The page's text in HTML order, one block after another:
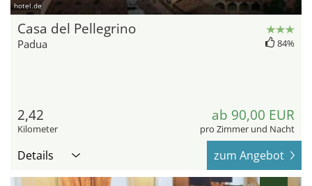
hotel.de
Casa del Pellegrino
Padua 84%
2,42
Kilometer
ab 90,00 EUR
pro Zimmer und Nacht
Details zum Angebot